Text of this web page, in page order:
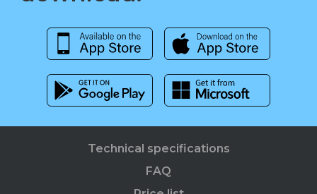
Technical specifications
FAQ